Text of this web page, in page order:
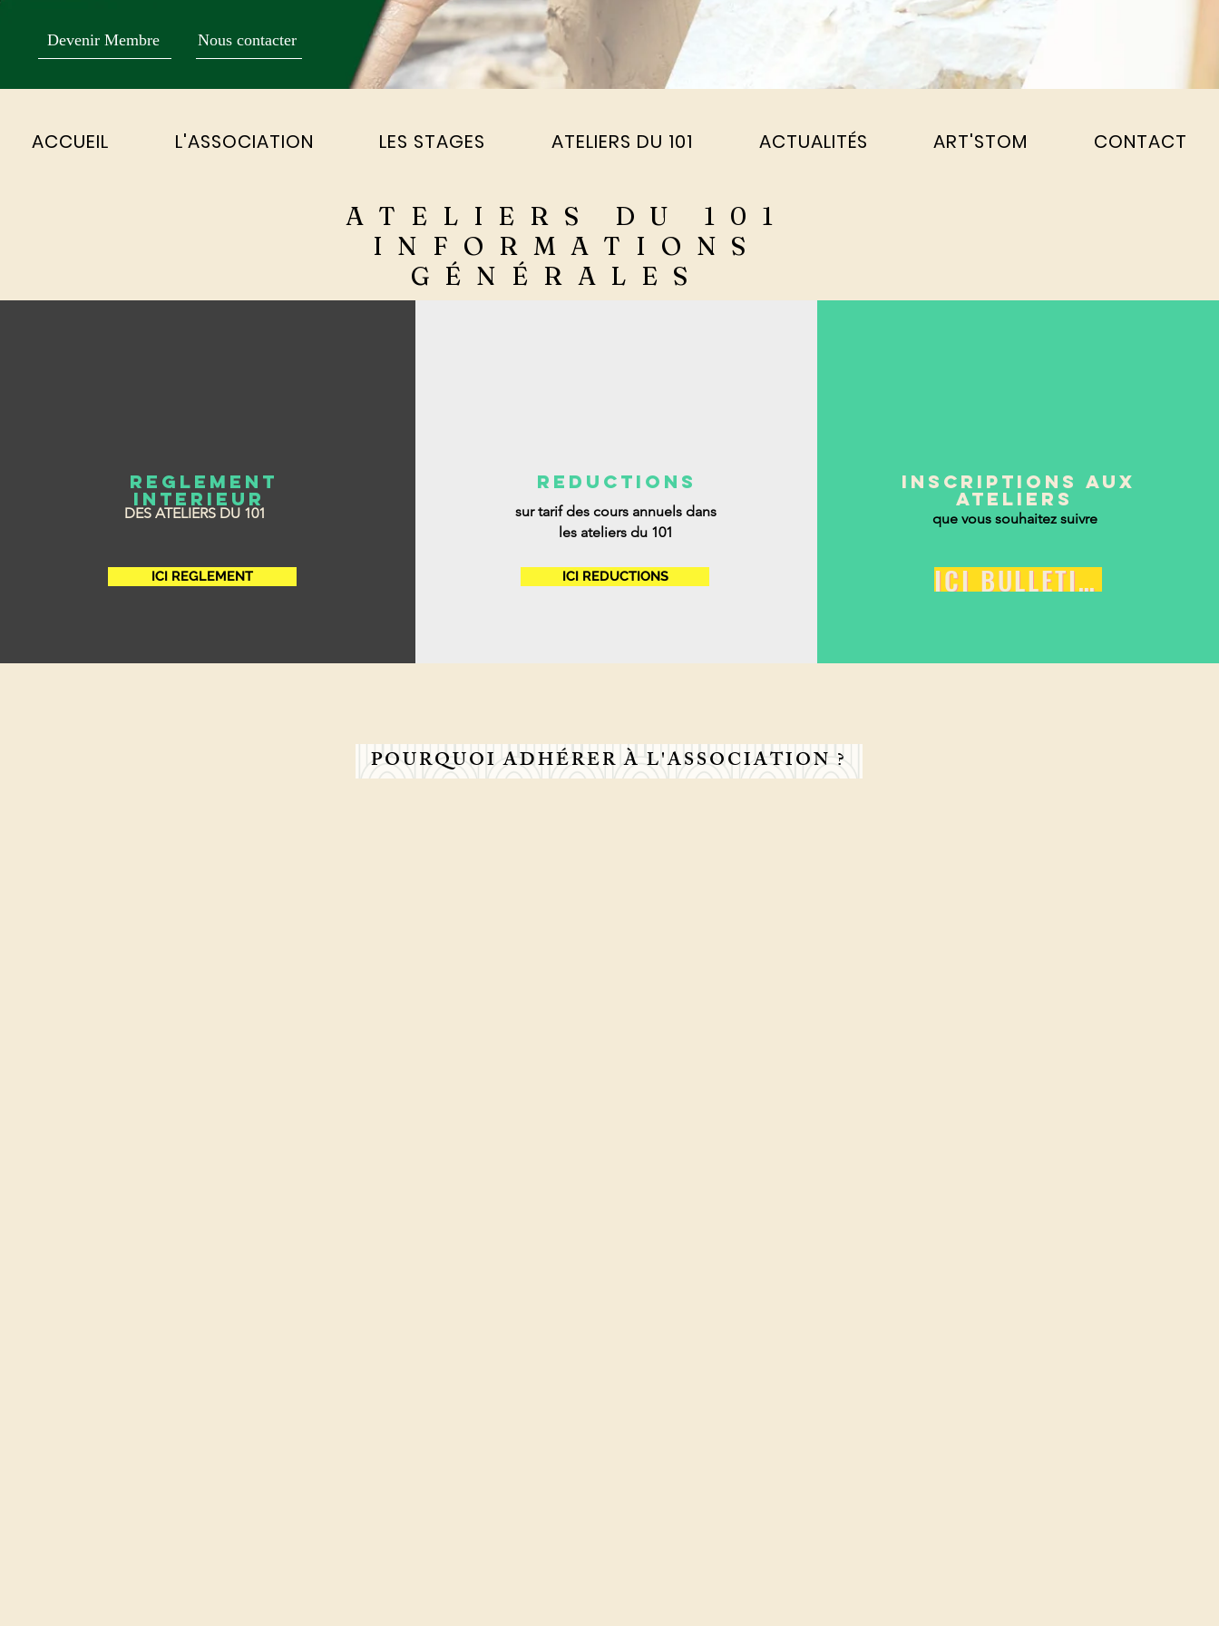
Devenir Membre Nous contacter
ACCUEIL L'ASSOCIATION LES STAGES ATELIERS DU 101 ACTUALITÉS ART'STOM CONTACT
ATELIERS DU 101
INFORMATIONS
GÉNÉRALES
REGLEMENT
INTERIEUR
DES ATELIERS DU 101
ICI REGLEMENT
REDUCTIONS
sur tarif des cours annuels dans
les ateliers du 101
ICI REDUCTIONS
INSCRIPTIONS AUX
ATELIERS
que vous souhaitez suivre
ICI BULLETIN D'INSCRIPTION
POURQUOI ADHÉRER À L'ASSOCIATION ?